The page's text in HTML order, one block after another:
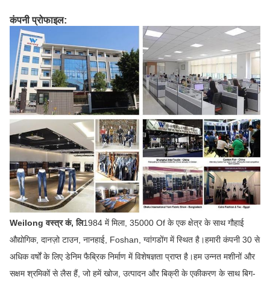
कंपनी प्रोफाइल:
Weilong वस्त्र कं, लि1984 में मिला, 35000 Of के एक क्षेत्र के साथ गौहाई
औद्योगिक, दानज़ो टाउन, नानहाई, Foshan, ग्वांगडोंग में स्थित है।हमारी कंपनी 30 से
अधिक वर्षों के लिए डेनिम फैब्रिक निर्माण में विशेषज्ञता प्राप्त है।हम उन्नत मशीनों और
सक्षम श्रमिकों से लैस हैं, जो हमें खोज, उत्पादन और बिक्री के एकीकरण के साथ बिग-